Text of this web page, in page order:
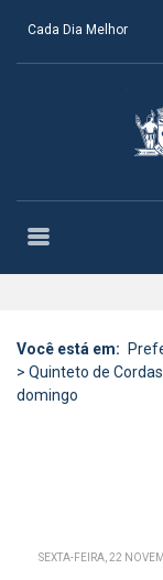
Cada Dia Melhor
Você está em:
> Quinteto de
domingo
SEXTA-FEIRA, 22